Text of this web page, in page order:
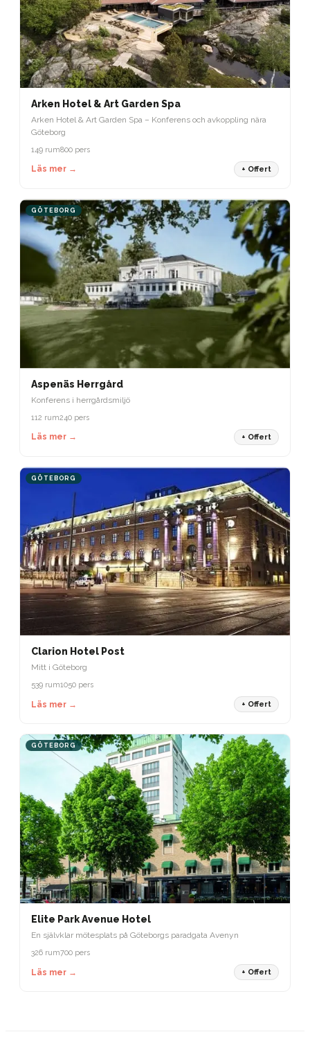
Arken Hotel & Art Garden Spa
Arken Hotel & Art Garden Spa – Konferens och avkoppling nära
Göteborg
149 rum800 pers
Läs mer → + Offert
GÖTEBORG
Aspenäs Herrgård
Konferens i herrgårdsmiljö
112 rum240 pers
Läs mer → + Offert
GÖTEBORG
Clarion Hotel Post
Mitt i Göteborg
539 rum1050 pers
Läs mer → + Offert
GÖTEBORG
Elite Park Avenue Hotel
En självklar mötesplats på Göteborgs paradgata Avenyn
326 rum700 pers
Läs mer → + Offert